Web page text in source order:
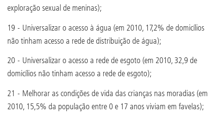
exploração sexual de meninas);
19 - Universalizar o acesso à água (em 2010, 17,2% de domicílios
não tinham acesso a rede de distribuição de água);
20 - Universalizar o acesso a rede de esgoto (em 2010, 32,9 de
domicílios não tinham acesso a rede de esgoto);
21 - Melhorar as condições de vida das crianças nas moradias (em
2010, 15,5% da população entre 0 e 17 anos viviam em favelas);